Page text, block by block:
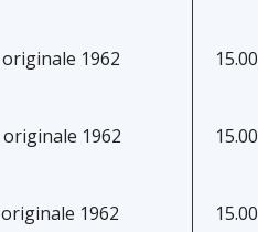
1962
1962
1962
15.00
15.00
15.00